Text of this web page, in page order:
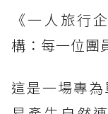
《一人旅行
構：每一位團
這是一場專